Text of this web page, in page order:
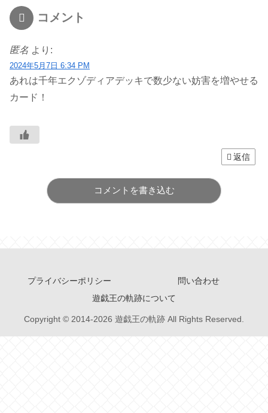
コメント
匿名 より:
2024年5月7日 6:34 PM
あれは千年エクゾディアデッキで数少ない妨害を増やせる
カード！
返信
コメントを書き込む
プライバシーポリシー
問い合わせ
遊戯王の軌跡について
Copyright © 2014-2026 遊戯王の軌跡 All Rights Reserved.